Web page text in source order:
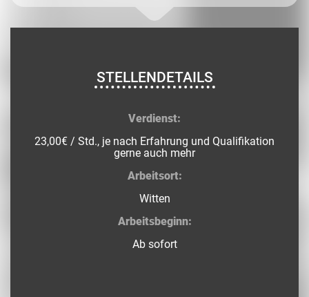
STELLENDETAILS
Verdienst:
23,00€ / Std., je nach Erfahrung und Qualifikation
gerne auch mehr
Arbeitsort:
Witten
Arbeitsbeginn:
Ab sofort